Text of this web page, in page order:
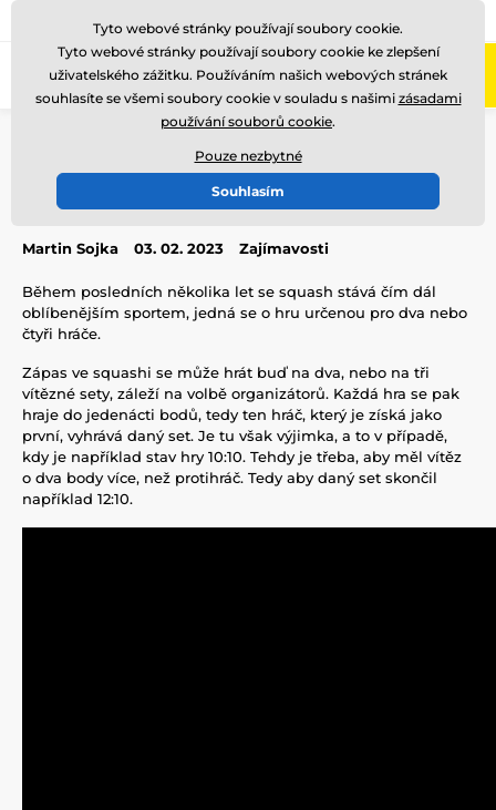
Zavolejte nám (Po-Pá 8-17)
Pravidla squashu
Martin Sojka 03. 02. 2023 Zajímavosti
Během posledních několika let se squash stává čím dál
oblíbenějším sportem, jedná se o hru určenou pro dva nebo
čtyři hráče.
Zápas ve squashi se může hrát buď na dva, nebo na tři
vítězné sety, záleží na volbě organizátorů. Každá hra se pak
hraje do jedenácti bodů, tedy ten hráč, který je získá jako
první, vyhrává daný set. Je tu však výjimka, a to v případě,
kdy je například stav hry 10:10. Tehdy je třeba, aby měl vítěz
o dva body více, než protihráč. Tedy aby daný set skončil
například 12:10.
Tyto webové stránky používají soubory cookie.
Tyto webové stránky používají soubory cookie ke zlepšení
uživatelského zážitku. Používáním našich webových stránek
souhlasíte se všemi soubory cookie v souladu s našimi zásadami
používání souborů cookie.
Pouze nezbytné
Souhlasím